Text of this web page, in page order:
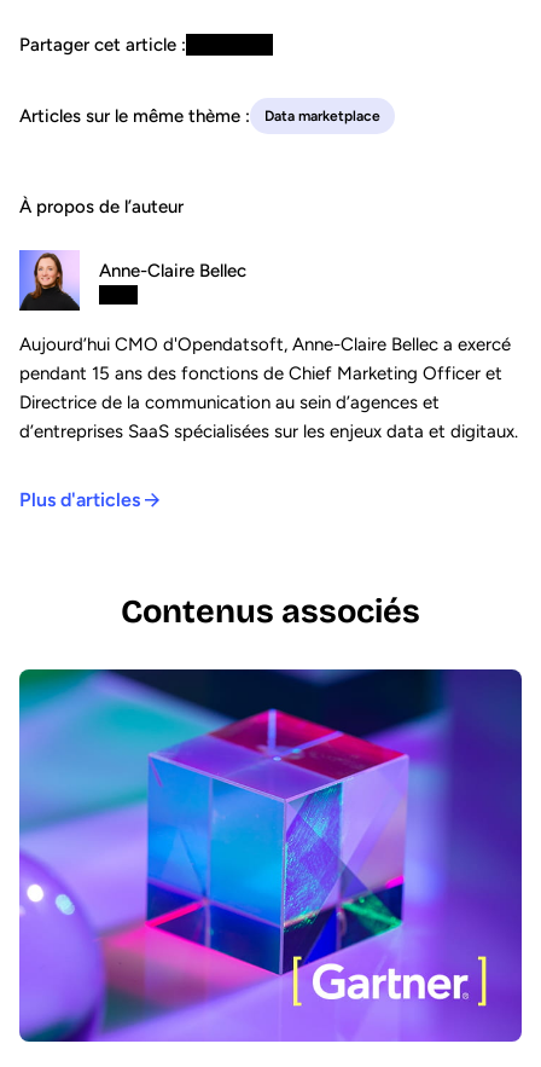
Partager cet article :
Articles sur le même thème : Data marketplace
À propos de l’auteur
Anne-Claire Bellec
Aujourd’hui CMO d'Opendatsoft, Anne-Claire Bellec a exercé
pendant 15 ans des fonctions de Chief Marketing Officer et
Directrice de la communication au sein d’agences et
d’entreprises SaaS spécialisées sur les enjeux data et digitaux.
Plus d'articles
Contenus associés